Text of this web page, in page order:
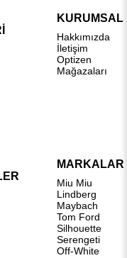
KURUMSAL
Hakkımızda
İletişim
Optizen
Mağazaları
MARKALAR
Miu Miu
Lindberg
Maybach
Tom Ford
Silhouette
Serengeti
Off-White